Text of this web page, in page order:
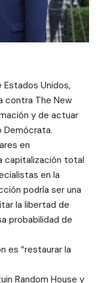
Unidos,
contra The New
y de actuar
Demócrata.
en
capitalización total
en la
podría ser una
la libertad de
probabilidad de
es “restaurar la
Random House y